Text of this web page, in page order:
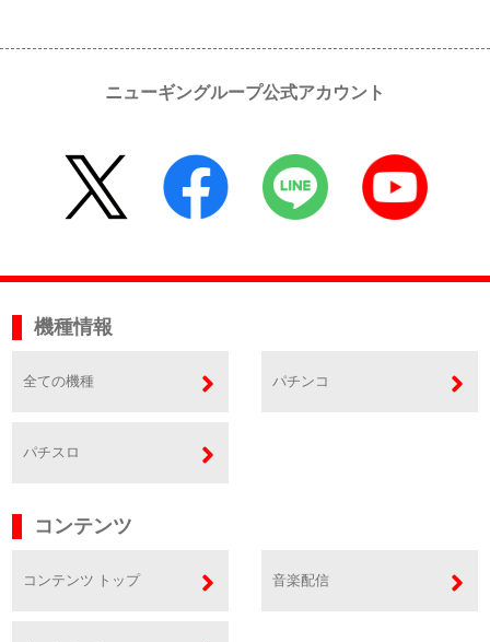
ニューギングループ公式アカウント
機種情報
全ての機種 パチンコ
パチスロ
コンテンツ
コンテンツ トップ 音楽配信